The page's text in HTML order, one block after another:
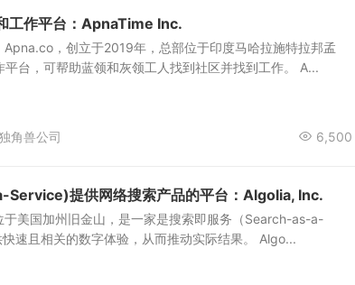
工作平台：ApnaTime Inc.
，创立于2019年，总部位于印度马哈拉施特拉邦孟
台，可帮助蓝领和灰领工人找到社区并找到工作。 A...
6,500
角兽公司
提供网络搜索产品的平台：Algolia, Inc.
美国加州旧金山，是一家是搜索即服务（Search-as-a-
速且相关的数字体验，从而推动实际结果。 Algo...